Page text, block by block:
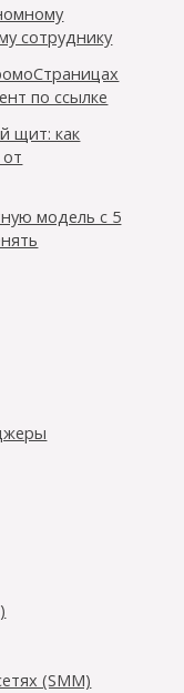
сотруднику
по ссылке
щит: как
модель с 5
(SMM)